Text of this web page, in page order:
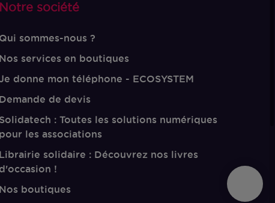
Notre société
Qui sommes-nous ?
Nos services en boutiques
donne mon téléphone - ECOSYSTEM
Demande de devis
Solidatech : Toutes les solutions numériques
pour les associations
Librairie solidaire : Découvrez nos livres
d'occasion !
Nos boutiques